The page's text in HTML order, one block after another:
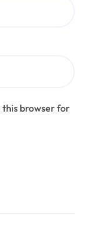
this browser for